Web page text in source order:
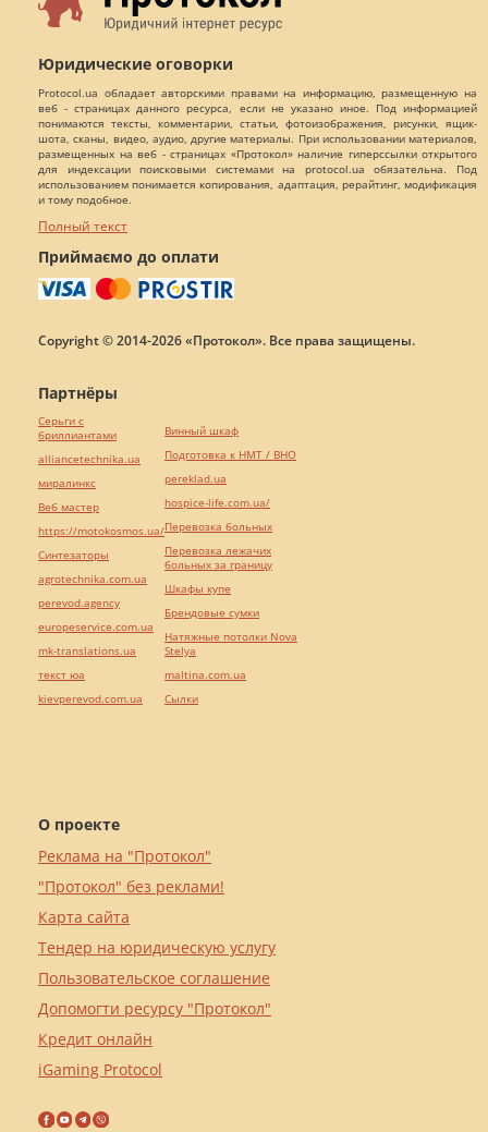
Юридические оговорки
Protocol.ua обладает авторскими правами на информацию, размещенную на
веб - страницах данного ресурса, если не указано иное. Под информацией
понимаются тексты, комментарии, статьи, фотоизображения, рисунки, ящик-
шота, сканы, видео, аудио, другие материалы. При использовании материалов,
размещенных на веб - страницах «Протокол» наличие гиперссылки открытого
для индексации поисковыми системами на protocol.ua обязательна. Под
использованием понимается копирования, адаптация, рерайтинг, модификация
и тому подобное.
Полный текст
Приймаємо до оплати
Copyright © 2014-2026 «Протокол». Все права защищены.
О проекте
Реклама на "Протокол"
"Протокол" без реклами!
Карта сайта
Тендер на юридическую услугу
Пользовательское соглашение
Допомогти ресурсу "Протокол"
Кредит онлайн
iGaming Protocol
Партнёры
Серьги с
бриллиантами
alliancetechnika.ua
миралинкс
Веб мастер
https://motokosmos.ua/
Синтезаторы
agrotechnika.com.ua
perevod.agency
europeservice.com.ua
mk-translations.ua
текст юа
kievperevod.com.ua
Винный шкаф
Подготовка к НМТ / ВНО
pereklad.ua
hospice-life.com.ua/
Перевозка больных
Перевозка лежачих
больных за границу
Шкафы купе
Брендовые сумки
Натяжные потолки Nova
Stelya
maltina.com.ua
Cылки